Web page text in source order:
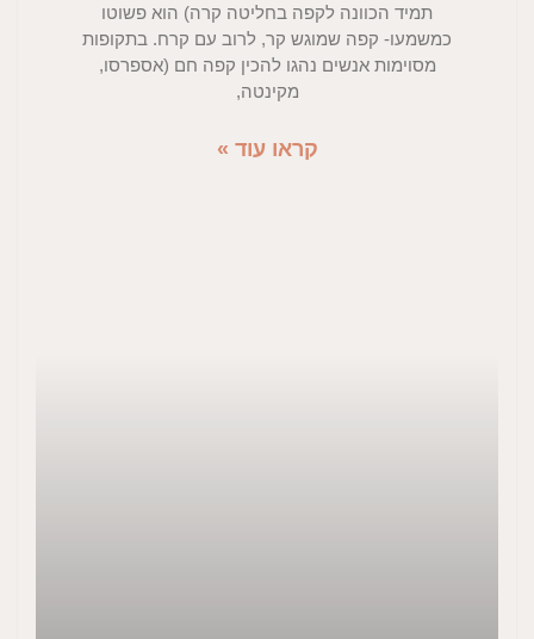
תמיד הכוונה לקפה בחליטה קרה) הוא פשוטו
כמשמעו- קפה שמוגש קר, לרוב עם קרח. בתקופות
מסוימות אנשים נהגו להכין קפה חם (אספרסו,
מקינטה,
קראו עוד »